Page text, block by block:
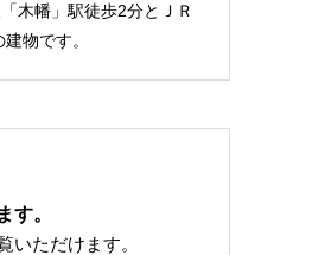
木幡」駅徒歩2分とＪＲ
物です。
す。
いただけます。